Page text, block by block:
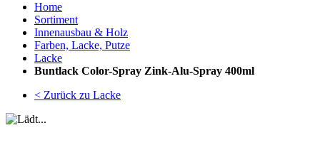
Home
Sortiment
Innenausbau & Holz
Farben, Lacke, Putze
Lacke
Buntlack Color-Spray Zink-Alu-Spray 400ml
< Zurück zu Lacke